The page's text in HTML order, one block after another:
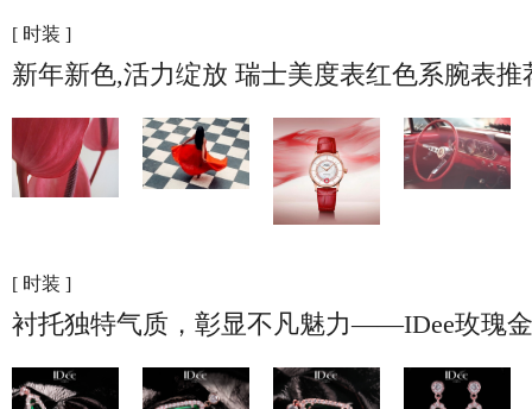
[ 时装 ]
新年新色,活力绽放 瑞士美度表红色系腕表推
[ 时装 ]
衬托独特气质，彰显不凡魅力——IDee玫瑰